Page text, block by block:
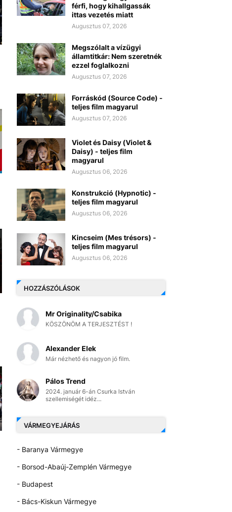
férfi, hogy kihallgassák
ittas vezetés miatt
Augusztus 07, 2026
Megszólalt a vízügyi
államtitkár: Nem szeretnék
ezzel foglalkozni
Augusztus 07, 2026
Forráskód (Source Code) -
teljes film magyarul
Augusztus 07, 2026
Violet és Daisy (Violet &
Daisy) - teljes film
magyarul
Augusztus 06, 2026
Konstrukció (Hypnotic) -
teljes film magyarul
Augusztus 06, 2026
Kincseim (Mes trésors) -
teljes film magyarul
Augusztus 06, 2026
HOZZÁSZÓLÁSOK
Mr Originality/Csabika
KÖSZÖNÖM A TERJESZTÉST !
Alexander Elek
Már nézhető és nagyon jó film.
Pálos Trend
2024. január 6-án Csurka István
szellemiségét idéz...
VÁRMEGYEJÁRÁS
- Baranya Vármegye
- Borsod-Abaúj-Zemplén Vármegye
- Budapest
- Bács-Kiskun Vármegye